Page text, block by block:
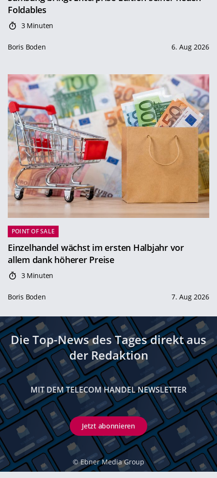
Foldables
3 Minuten
Boris Boden 6. Aug 2026
POINT OF SALE
Einzelhandel wächst im ersten Halbjahr vor
allem dank höherer Preise
3 Minuten
Boris Boden 7. Aug 2026
Die Top-News des Tages direkt aus
der Redaktion
MIT DEM TELECOM HANDEL NEWSLETTER
Jetzt abonnieren
© Ebner Media Group